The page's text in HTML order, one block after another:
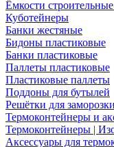
Ёмкости
Куботейнеры
Банки жестяные
Бидоны пластиковые
Банки пластиковые
Паллеты пластиковые
Пластиковые паллеты
Поддоны для бутылей
Решётки для заморозки
Термоконтейнеры и
Термоконтейнеры |
Аксессуары для